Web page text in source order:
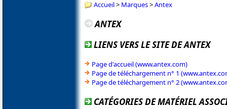
Accueil> Marques>Antex
ANTEX
LIENS VERS LE SITE DE ANTEX
Page d'accueil (www.antex.com)
Page de téléchargement n° 1
Page de téléchargement n° 2
CATÉGORIES DE MATÉRIEL